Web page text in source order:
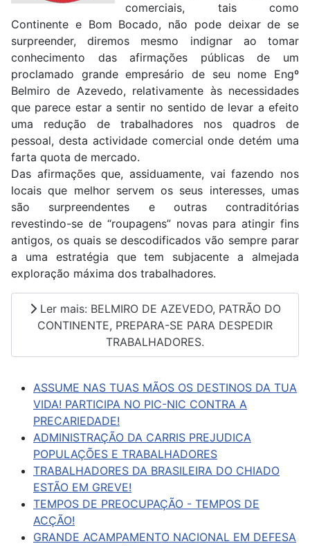
comerciais, tais como
Continente e Bom Bocado, não pode deixar de se
surpreender, diremos mesmo indignar ao tomar
conhecimento das afirmações públicas de um
proclamado grande empresário de seu nome Engº
Belmiro de Azevedo, relativamente às necessidades
que parece estar a sentir no sentido de levar a efeito
uma redução de trabalhadores nos quadros de
pessoal, desta actividade comercial onde detém uma
farta quota de mercado.
Das afirmações que, assiduamente, vai fazendo nos
locais que melhor servem os seus interesses, umas
são surpreendentes e outras contraditórias
revestindo-se de “roupagens” novas para atingir fins
antigos, os quais se descodificados vão sempre parar
a uma estratégia que tem subjacente a almejada
exploração máxima dos trabalhadores.
Ler mais: BELMIRO DE AZEVEDO, PATRÃO DO
CONTINENTE, PREPARA-SE PARA DESPEDIR
TRABALHADORES.
ASSUME NAS TUAS MÃOS OS DESTINOS DA TUA
VIDA! PARTICIPA NO PIC-NIC CONTRA A
PRECARIEDADE!
ADMINISTRAÇÃO DA CARRIS PREJUDICA
POPULAÇÕES E TRABALHADORES
TRABALHADORES DA BRASILEIRA DO CHIADO
ESTÃO EM GREVE!
TEMPOS DE PREOCUPAÇÃO - TEMPOS DE
ACÇÃO!
GRANDE ACAMPAMENTO NACIONAL EM DEFESA